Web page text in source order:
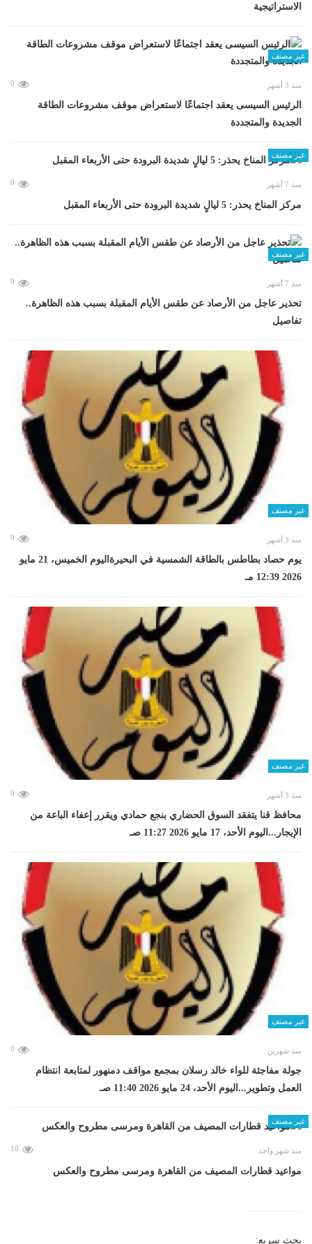
الاستراتيجية
غير مصنف
منذ 3 أشهر 0
الرئيس السيسى يعقد اجتماعًا لاستعراض موقف مشروعات الطاقة
الجديدة والمتجددة
غير مصنف
منذ 7 أشهر 0
مركز المناخ يحذر: 5 ليالٍ شديدة البرودة حتى الأربعاء المقبل
غير مصنف
منذ 7 أشهر 0
تحذير عاجل من الأرصاد عن طقس الأيام المقبلة بسبب هذه الظاهرة..
تفاصيل
غير مصنف
منذ 3 أشهر 0
يوم حصاد بطاطس بالطاقة الشمسية في البحيرةاليوم الخميس، 21 مايو
2026 12:39 مـ
غير مصنف
منذ 3 أشهر 0
محافظ قنا يتفقد السوق الحضاري بنجع حمادي ويقرر إعفاء الباعة من
الإيجار...اليوم الأحد، 17 مايو 2026 11:27 صـ
غير مصنف
منذ شهرين 0
جولة مفاجئة للواء خالد رسلان بمجمع مواقف دمنهور لمتابعة انتظام
العمل وتطوير...اليوم الأحد، 24 مايو 2026 11:40 صـ
غير مصنف
منذ شهر واحد 10
مواعيد قطارات المصيف من القاهرة ومرسى مطروح والعكس
بحث سريع: